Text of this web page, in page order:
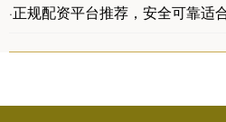
·正规配资平台推荐，安全可靠适